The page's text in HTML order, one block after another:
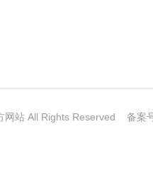
网站 All Rights Reserved 备案